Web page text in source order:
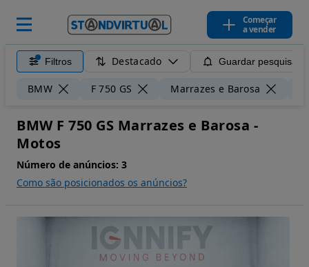
Começar
a vender
Filtros Destacado Guardar pesquisa
BMW F 750 GS Marrazes e Barosa
BMW F 750 GS Marrazes e Barosa -
Motos
Número de anúncios: 3
Como são posicionados os anúncios?